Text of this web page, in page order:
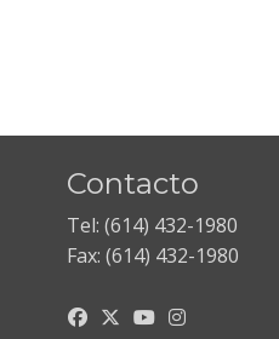
Contacto
Tel: (614) 432-1980
Fax: (614) 432-1980